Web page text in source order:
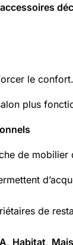
accessoires
le confort.
plus
de
de
, Habitat,